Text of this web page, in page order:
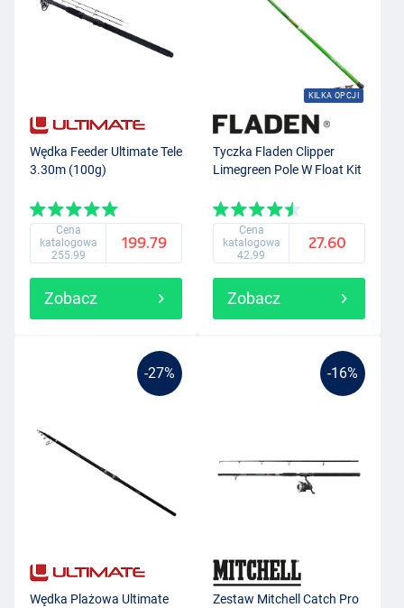
Wędka Feeder Ultimate Tele
3.30m (100g)
Cena
katalogowa
255.99
199.79
Zobacz
KILKA OPCJI
Tyczka Fladen Clipper
Limegreen Pole W Float Kit
Cena
katalogowa
42.99
27.60
Zobacz
-27%
Wędka Plażowa Ultimate
-16%
Zestaw Mitchell Catch Pro